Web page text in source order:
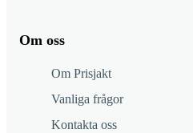
Om oss
Om Prisjakt
Vanliga frågor
Kontakta oss